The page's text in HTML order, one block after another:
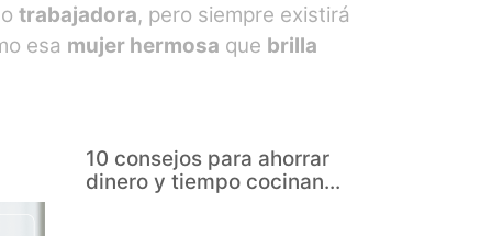
trabajadora, pero siempre existirá
esa mujer hermosa que brilla
10 consejos para ahorrar
dinero y tiempo cocinan...